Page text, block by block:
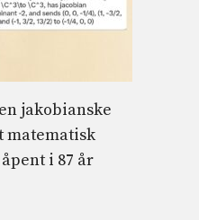
jakobianske
matematisk
i 87 år